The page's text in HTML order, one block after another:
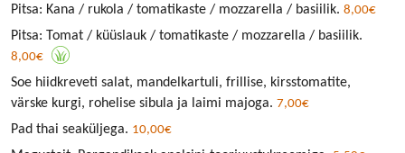
Pitsa: Kana / rukola / tomatikaste / mozzarella / basiilik. 8,00€
Pitsa: Tomat / küüslauk / tomatikaste / mozzarella / basiilik.
8,00€
Soe hiidkreveti salat, mandelkartuli, frillise, kirsstomatite,
värske kurgi, rohelise sibula ja laimi majoga. 7,00€
Pad thai seaküljega. 10,00€